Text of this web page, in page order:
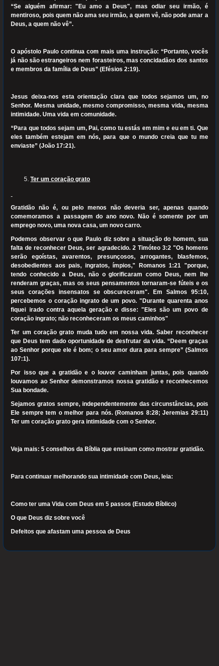
“Se alguém afirmar: "Eu amo a Deus", mas odiar seu irmão, é
mentiroso, pois quem não ama seu irmão, a quem vê, não pode amar a
Deus, a quem não vê”.
O apóstolo Paulo continua com mais uma instrução: “Portanto, vocês
já não são estrangeiros nem forasteiros, mas concidadãos dos santos
e membros da família de Deus” (Efésios 2:19).
Jesus deixa-nos esta orientação clara que todos sejamos um, no
Senhor. Mesma unidade, mesmo compromisso, mesma vida, mesma
intimidade. Uma vida em comunidade.
“Para que todos sejam um, Pai, como tu estás em mim e eu em ti. Que
eles também estejam em nós, para que o mundo creia que tu me
enviaste” (João 17:21).
Ter um coração grato
Gratidão não é, ou pelo menos não deveria ser, apenas quando
comemoramos a passagem do ano novo. Não é somente por um
emprego novo, uma nova casa, um novo carro.
Podemos observar o que Paulo diz sobre a situação do homem, sua
falta de reconhecer Deus, ser agradecido. 2 Timóteo 3:2 "Os homens
serão egoístas, avarentos, presunçosos, arrogantes, blasfemos,
desobedientes aos pais, ingratos, ímpios," Romanos 1:21 "porque,
tendo conhecido a Deus, não o glorificaram como Deus, nem lhe
renderam graças, mas os seus pensamentos tornaram-se fúteis e os
seus corações insensatos se obscureceram". Em Salmos 95:10,
percebemos o coração ingrato de um povo. "Durante quarenta anos
fiquei irado contra aquela geração e disse: "Eles são um povo de
coração ingrato; não reconheceram os meus caminhos"
Ter um coração grato muda tudo em nossa vida. Saber reconhecer
que Deus tem dado oportunidade de desfrutar da vida. “Deem graças
ao Senhor porque ele é bom; o seu amor dura para sempre” (Salmos
107:1).
Por isso que a gratidão e o louvor caminham juntas, pois quando
louvamos ao Senhor demonstramos nossa gratidão e reconhecemos
Sua bondade.
Sejamos gratos sempre, independentemente das circunstâncias, pois
Ele sempre tem o melhor para nós. (Romanos 8:28; Jeremias 29:11)
Ter um coração grato gera intimidade com o Senhor.
Veja mais: 5 conselhos da Bíblia que ensinam como mostrar gratidão.
Para continuar melhorando sua intimidade com Deus, leia:
Como ter uma Vida com Deus em 5 passos (Estudo Bíblico)
O que Deus diz sobre você
Defeitos que afastam uma pessoa de Deus